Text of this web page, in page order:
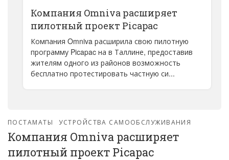
Компания Omniva расширяет
пилотный проект Picapac
Компания Omniva расширила свою пилотную
программу Picapac на в Таллине, предоставив
жителям одного из районов возможность
бесплатно протестировать частную си...
ПОСТАМАТЫ УСТРОЙСТВА САМООБСЛУЖИВАНИЯ
Компания Omniva расширяет
пилотный проект Picapac